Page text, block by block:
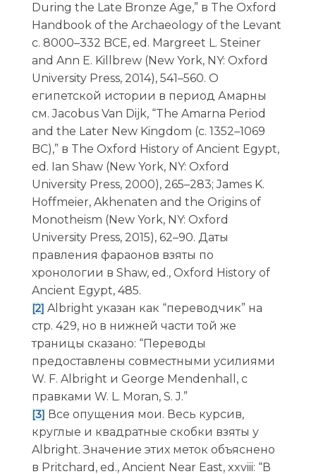
During the Late Bronze Age,” в The Oxford
Handbook of the Archaeology of the Levant
c. 8000–332 BCE, ed. Margreet L. Steiner
and Ann E. Killbrew (New York, NY: Oxford
University Press, 2014), 541–560. О
египетской истории в период Амарны
см. Jacobus Van Dijk, “The Amarna Period
and the Later New Kingdom (c. 1352–1069
BC),” в The Oxford History of Ancient Egypt,
ed. Ian Shaw (New York, NY: Oxford
University Press, 2000), 265–283; James K.
Hoffmeier, Akhenaten and the Origins of
Monotheism (New York, NY: Oxford
University Press, 2015), 62–90. Даты
правления фараонов взяты по
хронологии в Shaw, ed., Oxford History of
Ancient Egypt, 485.
[2] Albright указан как “переводчик” на
стр. 429, но в нижней части той же
траницы сказано: “Переводы
предоставлены совместными усилиями
W. F. Albright и George Mendenhall, с
правками W. L. Moran, S. J.”
[3] Все опущения мои. Весь курсив,
круглые и квадратные скобки взяты у
Albright. Значение этих меток объяснено
в Pritchard, ed., Ancient Near East, xxviii: “В